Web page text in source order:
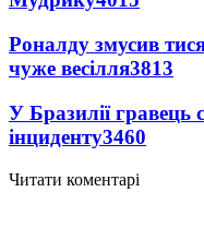
Роналду змусив
чуже весілля3813
У Бразилії гравець
інциденту3460
Читати коментарі